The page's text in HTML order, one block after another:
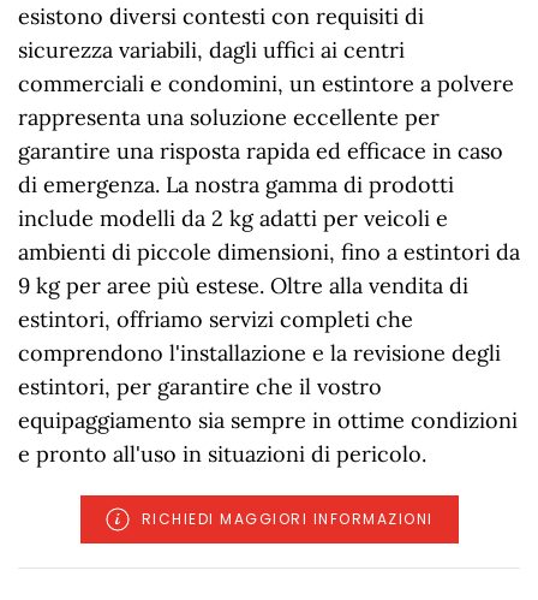
esistono diversi contesti con requisiti di
sicurezza variabili, dagli uffici ai centri
commerciali e condomini, un estintore a polvere
rappresenta una soluzione eccellente per
garantire una risposta rapida ed efficace in caso
di emergenza. La nostra gamma di prodotti
include modelli da 2 kg adatti per veicoli e
ambienti di piccole dimensioni, fino a estintori da
9 kg per aree più estese. Oltre alla vendita di
estintori, offriamo servizi completi che
comprendono l'installazione e la revisione degli
estintori, per garantire che il vostro
equipaggiamento sia sempre in ottime condizioni
e pronto all'uso in situazioni di pericolo.
RICHIEDI MAGGIORI INFORMAZIONI